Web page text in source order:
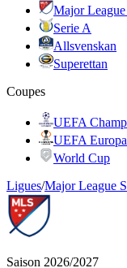
Major
Serie A
Allsvenskan
Superettan
Coupes
UEFA
UEFA
World Cup
Ligues/Major League
Saison 2026/2027